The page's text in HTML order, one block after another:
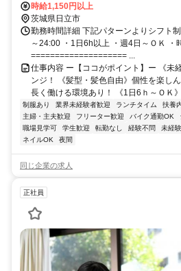
時給1,150円以上
茨城県日立市
勤務時間詳細 下記パターンよりシフト
～24:00 ・1日6h以上 ・週4日～ＯＫ ・
==================== ...
仕事内容 ー【ココがポイント】ー 《未
ンジ！ 《髪型・髪色自由》個性を楽し
長く働ける環境あり！ 《1日6ｈ～ＯＫ
制服あり 業界未経験者歓迎 ランチタイム 扶養
主婦・主夫歓迎
フリーター歓迎 バイク通勤OK
職場見学可
学生歓迎 転勤なし 経験不問 未経
ネイルOK
夜間
同じ企業の求人
正社員